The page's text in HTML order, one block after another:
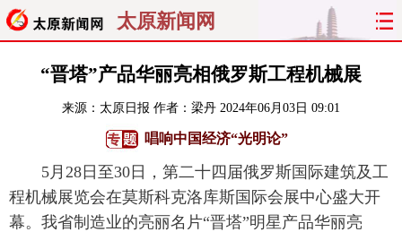
太原新闻网
首页 聚焦 太原 山西
经济 关注 文明 出行
旅游 理财 政务 教育
“晋塔”产品华丽亮相俄罗斯工程机械展
来源： 太原日报 作者：梁丹 2024年06月03日 09:01
唱响中国经济“光明论”
5月28日至30日，第二十四届俄罗斯国际建筑及工
程机械展览会在莫斯科克洛库斯国际会展中心盛大开
幕。我省制造业的亮丽名片“晋塔”明星产品华丽亮